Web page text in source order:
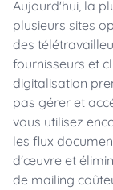
Aujourd'hui, la
plusieurs sites
des
fournisseurs et
digitalisation
pas gérer et
vous utilisez
les flux
d'œuvre et
de mailing